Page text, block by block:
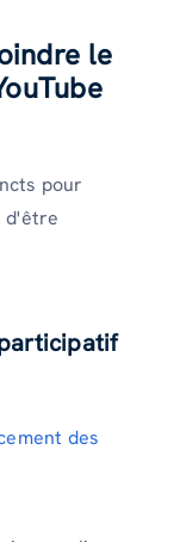
le
pour
d'être
des